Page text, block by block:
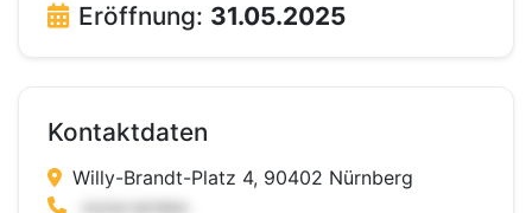
Eröffnung: 31.05.2025
Kontaktdaten
Willy-Brandt-Platz 4, 90402 Nürnberg